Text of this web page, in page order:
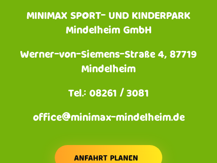
MINIMAX SPORT- UND KINDERPARK
Mindelheim GmbH
Werner-von-Siemens-Straße 4, 87719
Mindelheim
Tel.: 08261 / 3081
office@minimax-mindelheim.de
ANFAHRT PLANEN